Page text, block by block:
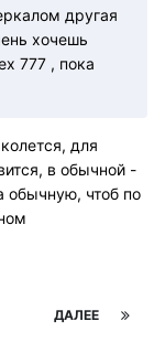
другая
хочешь
777 , пока
для
в обычной -
обычную, чтоб по
ДАЛЕЕ